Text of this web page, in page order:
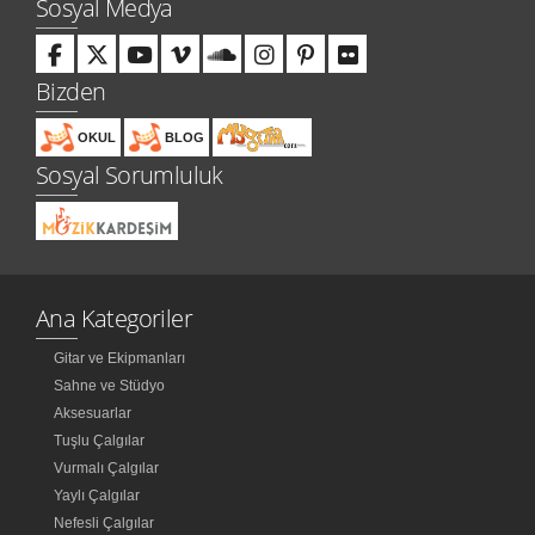
Sosyal Medya
Bizden
OKUL BLOG
Sosyal Sorumluluk
Ana Kategoriler
Gitar ve Ekipmanları
Sahne ve Stüdyo
Aksesuarlar
Tuşlu Çalgılar
Vurmalı Çalgılar
Yaylı Çalgılar
Nefesli Çalgılar